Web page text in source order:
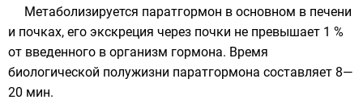
Метаболизируется паратгормон в основном в печени
и почках, его экскреция через почки не превышает 1 %
от введенного в организм гормона. Время
биологической полужизни паратгормона составляет 8—
20 мин.